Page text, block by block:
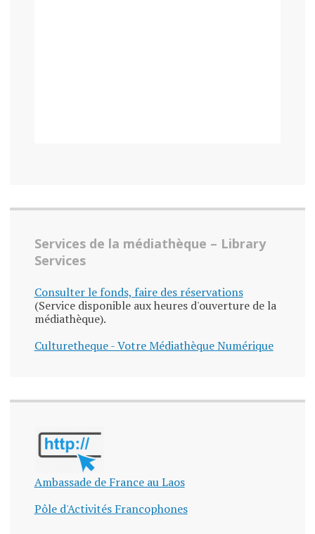
Services de la médiathèque – Library
Services
Consulter le fonds, faire des réservations
(Service disponible aux heures d'ouverture de la
médiathèque).
Culturetheque - Votre Médiathèque Numérique
Ambassade de France au Laos
Pôle d'Activités Francophones